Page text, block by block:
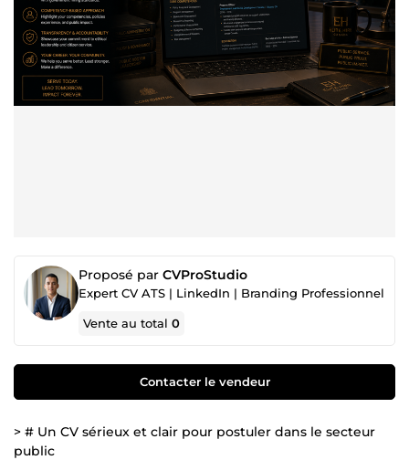
Proposé par CVProStudio
Expert CV ATS | LinkedIn | Branding Professionnel
Vente au total0
Contacter le vendeur
> # Un CV sérieux et clair pour postuler dans le secteur
public